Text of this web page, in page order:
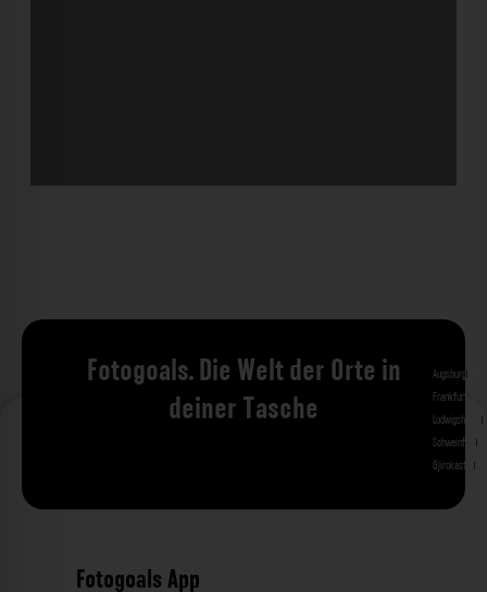
Fotogoals. Die Welt der Orte in
deiner Tasche
Augsburg
Frankfurt am
Ludwigshafen
Schweinfurt
Gjirokastra
Fotogoals App